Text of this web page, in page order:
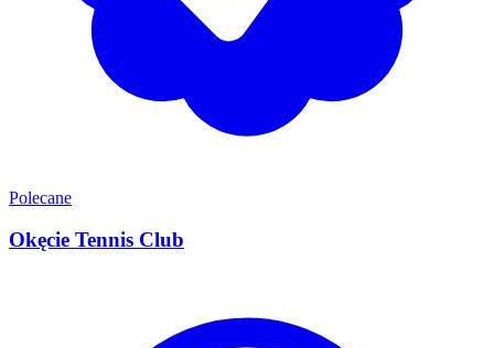
Polecane
Okęcie Tennis Club